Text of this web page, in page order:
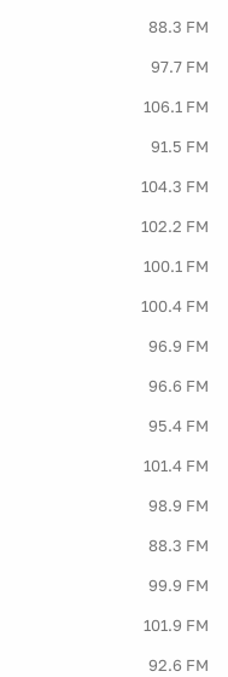
88.3 FM
97.7 FM
106.1 FM
91.5 FM
104.3 FM
102.2 FM
100.1 FM
100.4 FM
96.9 FM
96.6 FM
95.4 FM
101.4 FM
98.9 FM
88.3 FM
99.9 FM
101.9 FM
92.6 FM